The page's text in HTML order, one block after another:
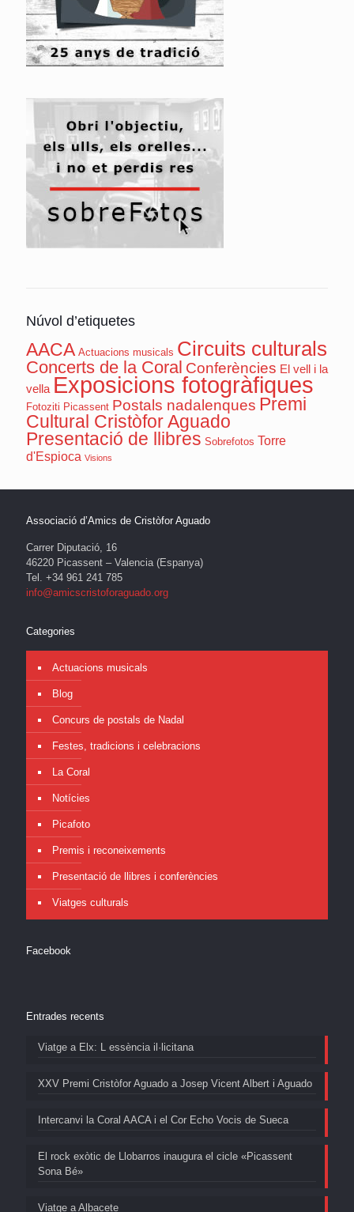
Núvol d’etiquetes
AACA Actuacions musicals Circuits culturals
Concerts de la Coral Conferències El vell i la
vella Exposicions fotogràfiques
Fotoziti Picassent Postals nadalenques Premi
Cultural Cristòfor Aguado
Presentació de llibres Sobrefotos Torre
d'Espioca Visions
Associació d’Amics de Cristòfor Aguado
Carrer Diputació, 16
46220 Picassent – Valencia (Espanya)
Tel. +34 961 241 785
info@amicscristoforaguado.org
Categories
Actuacions musicals
Blog
Concurs de postals de Nadal
Festes, tradicions i celebracions
La Coral
Notícies
Picafoto
Premis i reconeixements
Presentació de llibres i conferències
Viatges culturals
Facebook
Entrades recents
Viatge a Elx: L essència il·licitana
XXV Premi Cristòfor Aguado a Josep Vicent Albert i Aguado
Intercanvi la Coral AACA i el Cor Echo Vocis de Sueca
El rock exòtic de Llobarros inaugura el cicle «Picassent
Sona Bé»
Viatge a Albacete